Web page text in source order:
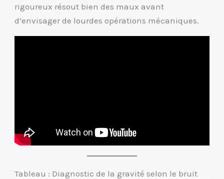
rigoureux résout bien des maux avant
d’envisager de lourdes opérations mécaniques.
Tableau : Diagnostic de la gravité selon le bruit